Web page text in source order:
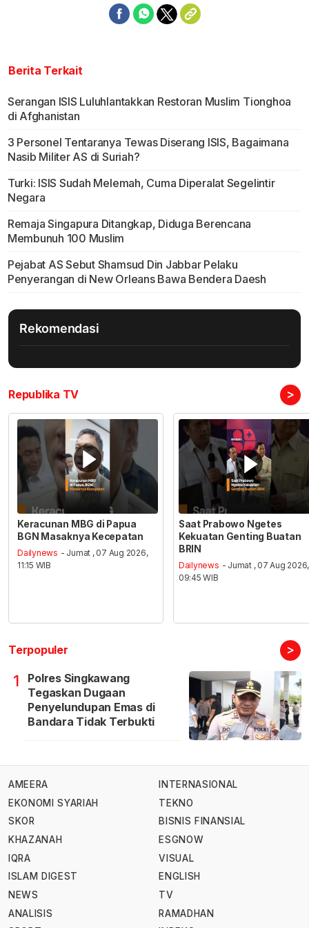
Berita Terkait
Serangan ISIS Luluhlantakkan Restoran Muslim Tionghoa
di Afghanistan
3 Personel Tentaranya Tewas Diserang ISIS, Bagaimana
Nasib Militer AS di Suriah?
Turki: ISIS Sudah Melemah, Cuma Diperalat Segelintir
Negara
Remaja Singapura Ditangkap, Diduga Berencana
Membunuh 100 Muslim
Pejabat AS Sebut Shamsud Din Jabbar Pelaku
Penyerangan di New Orleans Bawa Bendera Daesh
Rekomendasi
Republika TV >
Keracunan MBG di Papua
BGN Masaknya Kecepatan
Dailynews - Jumat , 07 Aug 2026,
11:15 WIB
Saat Prabowo Ngetes
Kekuatan Genting Buatan
BRIN
Dailynews - Jumat , 07 Aug 2026,
09:45 WIB
Terpopuler >
1
Polres Singkawang
Tegaskan Dugaan
Penyelundupan Emas di
Bandara Tidak Terbukti
AMEERA
EKONOMI SYARIAH
SKOR
KHAZANAH
IQRA
ISLAM DIGEST
NEWS
ANALISIS
INTERNASIONAL
TEKNO
BISNIS FINANSIAL
ESGNOW
VISUAL
ENGLISH
TV
RAMADHAN